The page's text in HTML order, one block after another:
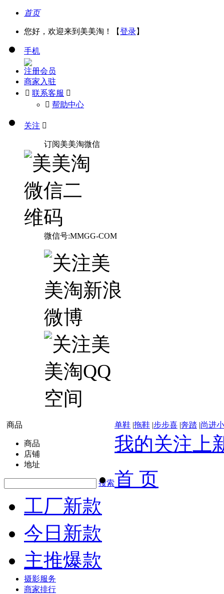
首页
您好，欢迎来到美美淘！【登录】
手机
注册会员
商家入驻
 联系客服 
󰅃 帮助中心
关注 
订阅美美淘微信
微信号:MMGG-COM
商品
商品
店铺
地址
搜索
单鞋 |拖鞋 |步步喜 |奔踏 |尚进
我的关注上
首 页
工厂新款
今日新款
主推爆款
摄影服务
商家排行